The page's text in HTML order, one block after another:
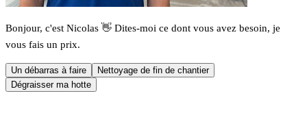
Bonjour, c'est Nicolas 👋 Dites-moi ce dont vous avez besoin, je
vous fais un prix.
Un débarras à faire
Nettoyage de fin de chantier
Dégraisser ma hotte